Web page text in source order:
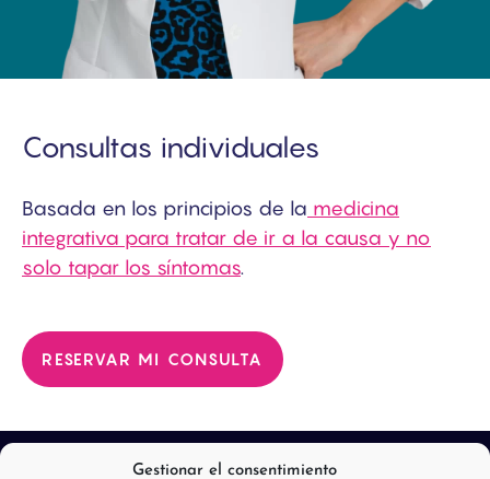
Gestionar el consentimiento
Consultas individuales
Basada en los principios de la medicina
integrativa para tratar de ir a la causa y no
solo tapar los síntomas.
RESERVAR MI CONSULTA